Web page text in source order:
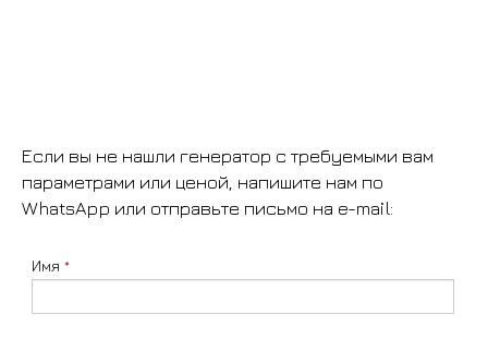
Если вы не нашли генератор с требуемыми вам
параметрами или ценой, напишите нам по
WhatsApp или отправьте письмо на e-mail:
Имя *